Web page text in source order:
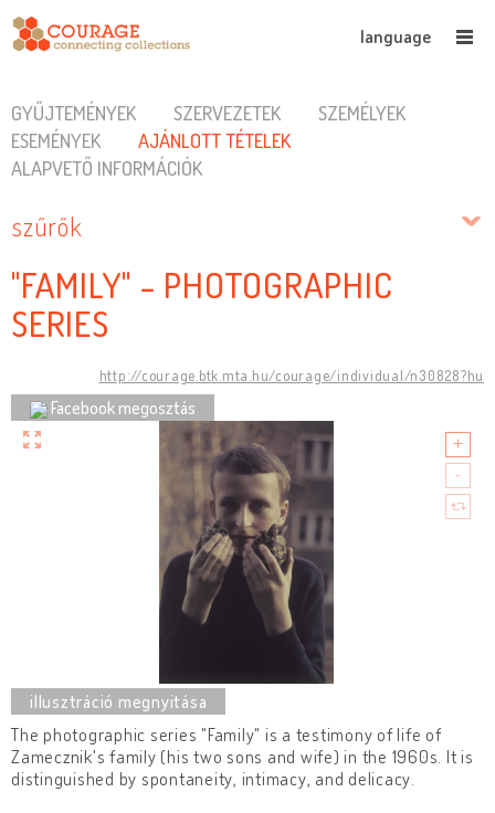
language
GYŰJTEMÉNYEK SZERVEZETEK
SZEMÉLYEK
ESEMÉNYEK
AJÁNLOTT TÉTELEK
ALAPVETŐ INFORMÁCIÓK
szűrők
"FAMILY" - PHOTOGRAPHIC
SERIES
http://courage.btk.mta.hu/courage/individual/n30828?hu
Facebook megosztás
The photographic series "Family" is a testimony of life of
Zamecznik's family (his two sons and wife) in the 1960s. It is
distinguished by spontaneity, intimacy, and delicacy.